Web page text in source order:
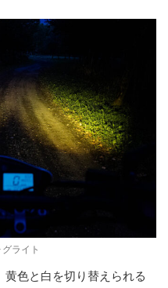
ライト
色と白を切り替えられる